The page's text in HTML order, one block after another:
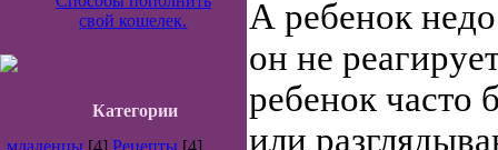
свой кошелек.
Категории
младенцы [4] Рецепты [4]
А ребенок
он не
ребенок часто
или